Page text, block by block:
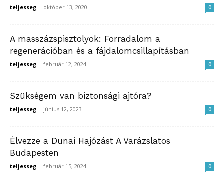
teljesseg - október 13, 2020 0
A masszázspisztolyok: Forradalom a
regenerációban és a fájdalomcsillapításban
teljesseg - február 12, 2024 0
Szükségem van biztonsági ajtóra?
teljesseg - június 12, 2023 0
Élvezze a Dunai Hajózást A Varázslatos
Budapesten
teljesseg - február 15, 2024 0